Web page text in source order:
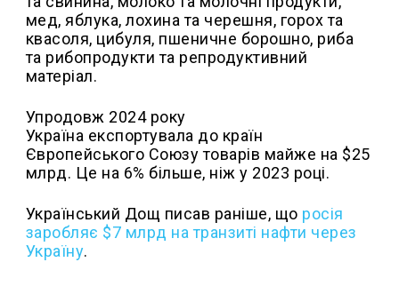
мед, яблука, лохина та черешня, горох та
квасоля, цибуля, пшеничне борошно, риба
та рибопродукти та репродуктивний
матеріал.
Упродовж 2024 року
Україна експортувала до країн
Європейського Союзу товарів майже на $25
млрд. Це на 6% більше, ніж у 2023 році.
Український Дощ писав раніше, що росія
заробляє $7 млрд на транзиті нафти через
Україну.